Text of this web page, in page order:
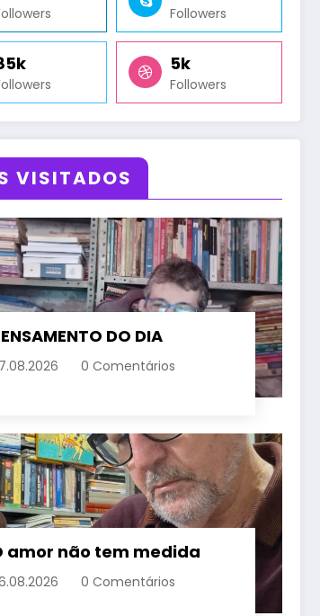
Followers
5k
Followers
VISITADOS
DO DIA
0 Comentários
amor não tem medida
0 Comentários